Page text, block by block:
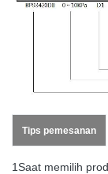
Tips pemesanan
1Saat memilih